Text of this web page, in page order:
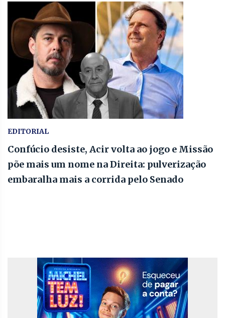
EDITORIAL
Confúcio desiste, Acir volta ao jogo e Missão
põe mais um nome na Direita: pulverização
embaralha mais a corrida pelo Senado